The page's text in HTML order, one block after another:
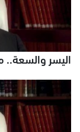
اليسر والسعة..